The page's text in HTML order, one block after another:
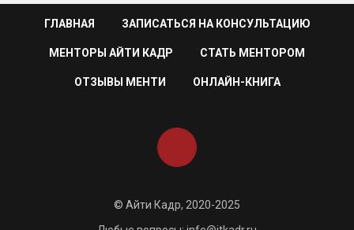
ГЛАВНАЯ ЗАПИСАТЬСЯ НА КОНСУЛЬТАЦИЮ
МЕНТОРЫ АЙТИ КАДР СТАТЬ МЕНТОРОМ
ОТЗЫВЫ МЕНТИ ОНЛАЙН-КНИГА
© Айти Кадр, 2020-2025